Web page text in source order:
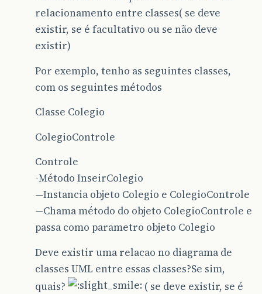
relacionamento entre classes( se deve
existir, se é facultativo ou se não deve
existir)
Por exemplo, tenho as seguintes classes,
com os seguintes métodos
Classe Colegio
ColegioControle
Controle
-Método InseirColegio
—Instancia objeto Colegio e ColegioControle
—Chama método do objeto ColegioControle e
passa como parametro objeto Colegio
Deve existir uma relacao no diagrama de
classes UML entre essas classes?Se sim,
quais?
( se deve existir, se é